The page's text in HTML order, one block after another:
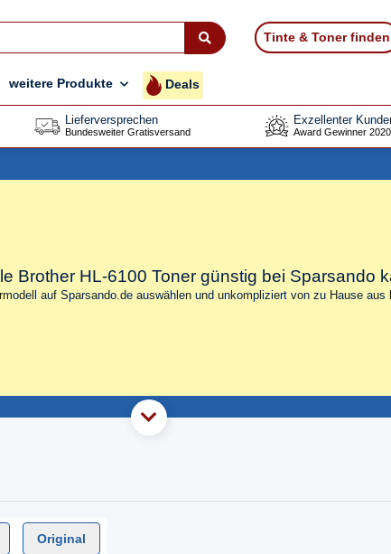
Tinte & Toner finden
weitere Produkte Deals
Lieferversprechen
Bundesweiter Gratisversand
Exzellenter
Award Gewinner
Brother HL-6100 Toner günstig bei Sparsando
auf Sparsando.de auswählen und unkompliziert von zu Hause aus
Original